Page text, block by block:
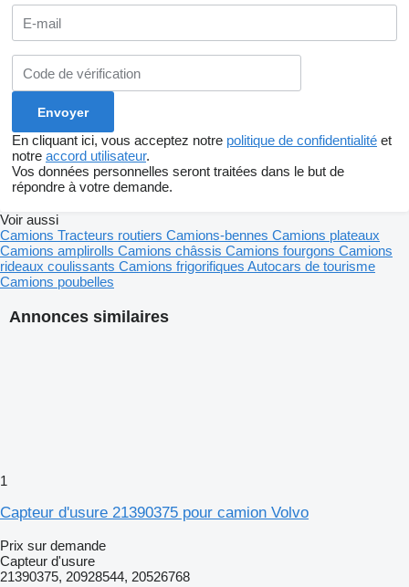
En cliquant ici, vous acceptez notre politique de confidentialité et
notre accord utilisateur.
Vos données personnelles seront traitées dans le but de
répondre à votre demande.
Annonces similaires
1
Capteur d'usure 21390375 pour camion Volvo
Prix sur demande
Capteur d'usure
21390375, 20928544, 20526768
Voir aussi
Camions Tracteurs routiers Camions-bennes Camions plateaux
Camions amplirolls Camions châssis Camions fourgons Camions
rideaux coulissants Camions frigorifiques Autocars de tourisme
Camions poubelles